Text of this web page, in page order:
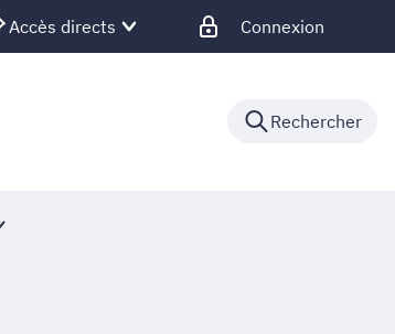
Accès directs Connexion
Rechercher